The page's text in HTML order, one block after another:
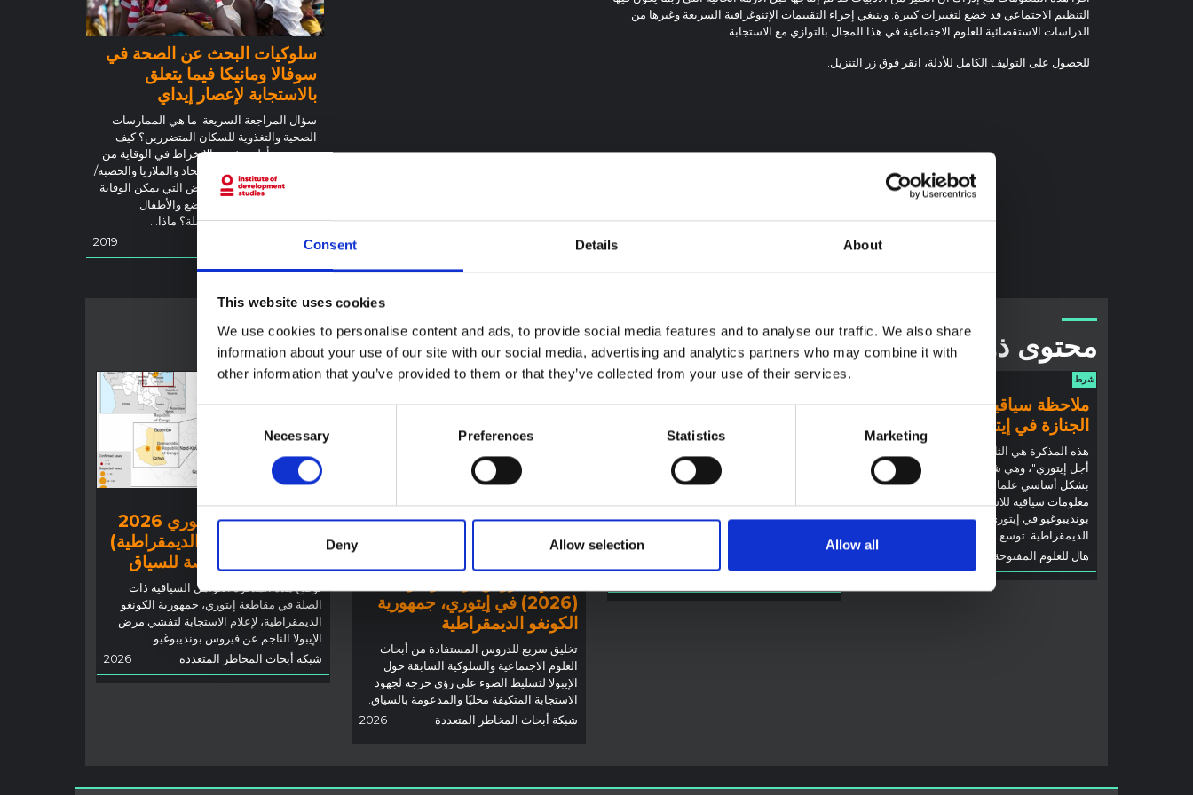
Consent Details About
This website uses cookies
We use cookies to personalise content and ads, to provide social media features and to analyse our traffic. We also share
information about your use of our site with our social media, advertising and analytics partners who may combine it with
other information that you’ve provided to them or that they’ve collected from your use of their services.
Consent
Necessary Preferences Statistics Marketing
Deny Allow selection Allow all
التنظيم الاجتماعي قد خضع لتغييرات كبيرة. وينبغي إجراء التقييمات الإثنوغرافية السريعة وغيرها من
الدراسات الاستقصائية للعلوم الاجتماعية في هذا المجال بالتوازي مع الاستجابة.
للحصول على التوليف الكامل للأدلة، انقر فوق زر التنزيل.
Light of The World التي أصبحت الآن شريكًا منف
ذًا لليونيسف.
Read Less
سلوكيات البحث عن الصحة في
سوفالا ومانيكا فيما يتعلق
بالاستجابة لإعصار إيداي
سؤال المراجعة السريعة: ما هي الممارسات
الصحية والتغذوية للسكان المتضررين؟ كيف
يقومون بتأطير وفهم والانخراط في الوقاية من
الكوليرا/الإسهال المائي الحاد والملاريا والحصبة/
الحصبة الألمانية (أو الأمراض التي يمكن الوقاية
منها باللقاحات)؛ تغذية الرضع والأطفال
والأمراض الأخرى ذات الصلة؟ ماذا…
SSHAP
2019
محتوى ذو صلة
شرط
ملاحظة سياقية: ممارسات
الجنازة في إيتوري
هذه المذكرة هي الثانية التي ينتجها "التجمع من
أجل إيتوري"، وهي شبكة غير رسمية يقودها
بشكل أساسي علماء اجتماعيون يقدمون
معلومات سياقية للاستجابة لتفشي إيبولا
بونديبوغيو في إيتوري، شرق جمهورية الكونغو
الديمقراطية. توسع هذه المذكرة في ...
هال للعلوم المفتوحة
شرط
ملاحظة سياقية حول تفشي
تقدم هذه المذكرة خلفية سياقية حول مقاطعة
إيتوري، التي تتأثر حاليًا بتفشي فيروس إيبولا
بوندييبوغيو. لا تتناول المذكرة مباشرة الأخبار
والتطورات الأخيرة في الاستجابة لفيروس
إيبولا، بل تقدم السياق العام الذي تعمل فيه
هال للعلوم المفتوحة
2026
توصيات: التخليق السريع
لدروس العلوم الاجتماعية
(2026) في إيتوري، جمهورية
الكونغو الديمقراطية
تخليق سريع للدروس المستفادة من أبحاث
العلوم الاجتماعية والسلوكية السابقة حول
الإيبولا لتسليط الضوء على رؤى حرجة لجهود
الاستجابة المتكيفة محليًا والمدعومة بالسياق.
شبكة أبحاث المخاطر المتعددة
2026
تفشي إيبولا في إيتوري 2026
(جمهورية الكونغو الديمقراطية)
– نظرة عامة ملخصة للسياق
توضح هذه المذكرة العوامل السياقية ذات
الصلة في مقاطعة إيتوري، جمهورية الكونغو
الديمقراطية، لإعلام الاستجابة لتفشي مرض
الإيبولا الناجم عن فيروس بونديبوغيو.
شبكة أبحاث المخاطر المتعددة
2026